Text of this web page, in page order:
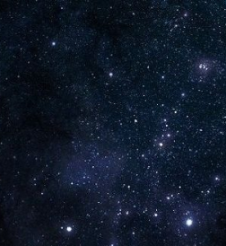
de films